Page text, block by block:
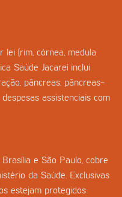
(rim, córnea, medula
Saúde Jacareí inclui
pâncreas, pâncreas-
assistenciais com
e São Paulo, cobre
da Saúde. Exclusivas
estejam protegidos